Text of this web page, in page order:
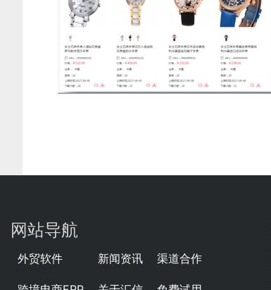
网站导航
外贸软件 新闻资讯 渠道合作